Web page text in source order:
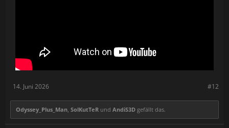
#12
14. Juni 2026
Odyssey_Plus_Man, SolKutTeR und AndiS3D gefällt das.